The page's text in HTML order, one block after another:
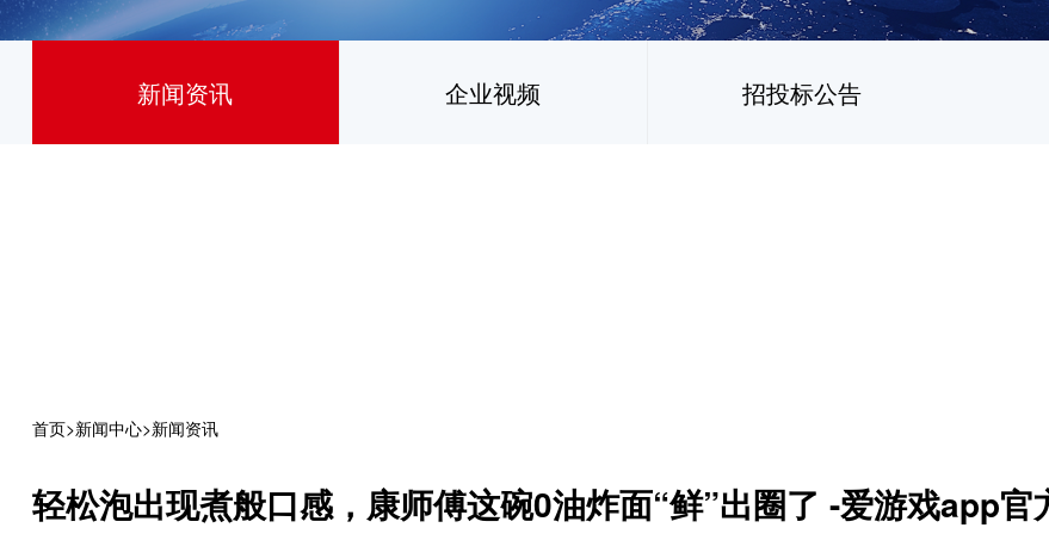
新闻资讯 企业视频 招投标公告
首页>新闻中心>新闻资讯
轻松泡出现煮般口感，康师傅这碗0油炸面“鲜”出圈了 -爱游戏app官